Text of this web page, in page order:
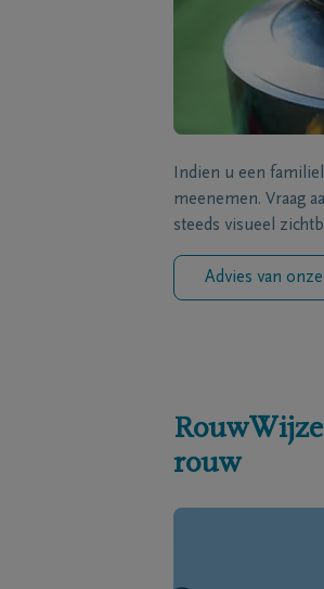
Indien u een
meenemen. Vraag
steeds visueel
Advies van
rouw